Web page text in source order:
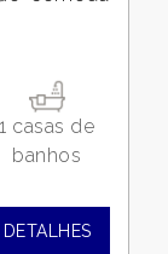
1 casas de
banhos
DETALHES